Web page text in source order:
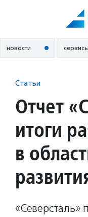
новости сервисы
Статьи
Отчет
итоги
в
«Северсталь»